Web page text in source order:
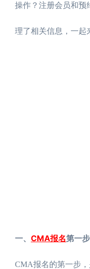
操作？注册会员和预
理了相关信息，一起
一、 CMA报名第一
CMA报名的第一步